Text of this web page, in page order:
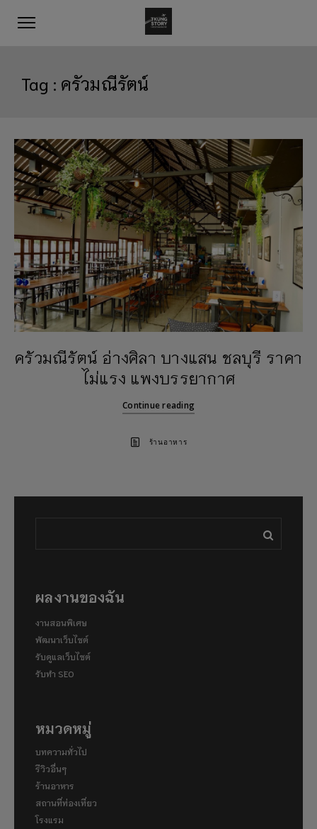
Tag : ครัวมณีรัตน์
ครัวมณีรัตน์ อ่างศิลา บางแสน ชลบุรี ราคา
ไม่แรง แพงบรรยากาศ
Continue reading
ร้านอาหาร
ผลงานของฉัน
งานสอนพิเศษ
พัฒนาเว็บไซต์
รับดูแลเว็บไซต์
รับทำ SEO
หมวดหมู่
บทความทั่วไป
รีวิวอื่นๆ
ร้านอาหาร
สถานที่ท่องเที่ยว
โรงแรม